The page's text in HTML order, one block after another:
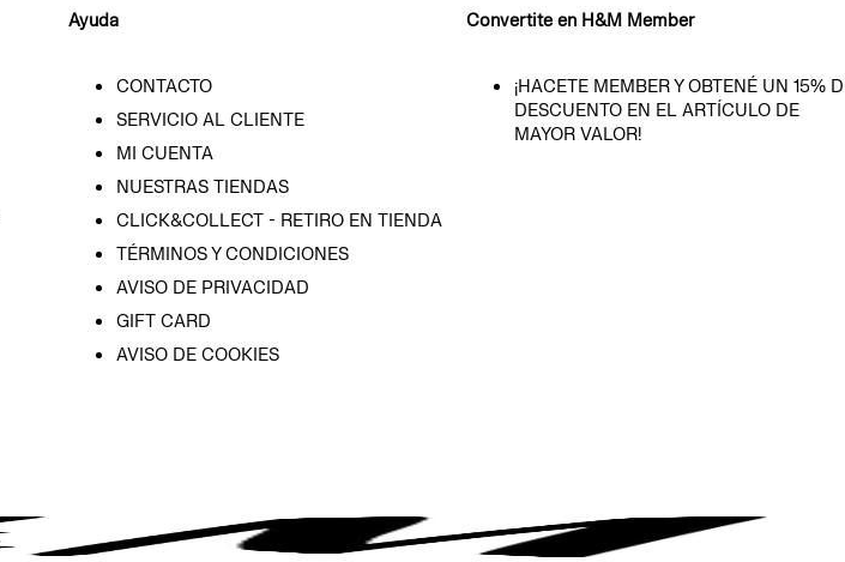
Ayuda
CONTACTO
SERVICIO AL CLIENTE
MI CUENTA
NUESTRAS TIENDAS
CLICK&COLLECT - RETIRO EN TIENDA
TÉRMINOS Y CONDICIONES
AVISO DE PRIVACIDAD
GIFT CARD
AVISO DE COOKIES
Convertite en H&M Member
¡HACETE MEMBER Y OBTENÉ UN 15%
DESCUENTO EN EL ARTÍCULO DE
MAYOR VALOR!